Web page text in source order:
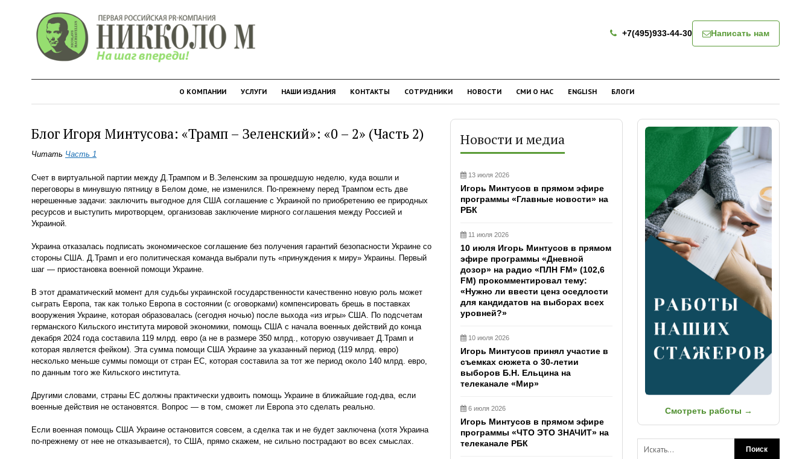
+7(495)933-44-30 Написать нам
О КОМПАНИИ УСЛУГИ НАШИ ИЗДАНИЯ КОНТАКТЫ СОТРУДНИКИ НОВОСТИ СМИ О НАС ENGLISH БЛОГИ
Смотреть работы →
Поиск
Блог Игоря Минтусова: «Трамп – Зеленский»: «0 – 2» (Часть 2)
Читать Часть 1
Счет в виртуальной партии между Д.Трампом и В.Зеленским за прошедшую неделю, куда вошли и
переговоры в минувшую пятницу в Белом доме, не изменился. По-прежнему перед Трампом есть две
нерешенные задачи: заключить выгодное для США соглашение с Украиной по приобретению ее природных
ресурсов и выступить миротворцем, организовав заключение мирного соглашения между Россией и
Украиной.
Украина отказалась подписать экономическое соглашение без получения гарантий безопасности Украине со
стороны США. Д.Трамп и его политическая команда выбрали путь «принуждения к миру» Украины. Первый
шаг — приостановка военной помощи Украине.
В этот драматический момент для судьбы украинской государственности качественно новую роль может
сыграть Европа, так как только Европа в состоянии (с оговорками) компенсировать брешь в поставках
вооружения Украине, которая образовалась (сегодня ночью) после выхода «из игры» США. По подсчетам
германского Кильского института мировой экономики, помощь США с начала военных действий до конца
декабря 2024 года составила 119 млрд. евро (а не в размере 350 млрд., которую озвучивает Д.Трамп и
которая является фейком). Эта сумма помощи США Украине за указанный период (119 млрд. евро)
несколько меньше суммы помощи от стран ЕС, которая составила за тот же период около 140 млрд. евро,
по данным того же Кильского института.
Другими словами, страны ЕС должны практически удвоить помощь Украине в ближайшие год-два, если
военные действия не остановятся. Вопрос — в том, сможет ли Европа это сделать реально.
Если военная помощь США Украине остановится совсем, а сделка так и не будет заключена (хотя Украина
по-прежнему от нее не отказывается), то США, прямо скажем, не сильно пострадают во всех смыслах.
Новости и медиа
13 июля 2026
Игорь Минтусов в прямом эфире
программы «Главные новости» на
РБК
11 июля 2026
10 июля Игорь Минтусов в прямом
эфире программы «Дневной
дозор» на радио «ПЛН FM» (102,6
FM) прокомментировал тему:
«Нужно ли ввести ценз оседлости
для кандидатов на выборах всех
уровней?»
10 июля 2026
Игорь Минтусов принял участие в
съемках сюжета о 30-летии
выборов Б.Н. Ельцина на
телеканале «Мир»
6 июля 2026
Игорь Минтусов в прямом эфире
программы «ЧТО ЭТО ЗНАЧИТ» на
телеканале РБК